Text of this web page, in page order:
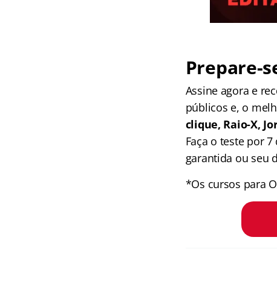
Prepare-
Assine agora e
públicos e, o
clique, Raio-X,
Faça o teste por
garantida ou seu
*Os cursos para